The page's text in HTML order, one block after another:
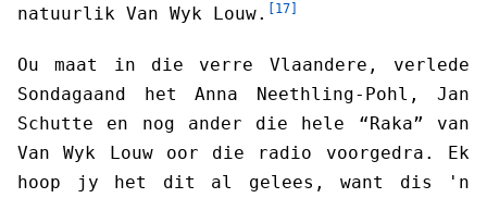
natuurlik Van Wyk Louw.
[17]
Ou maat in die verre Vlaandere, verlede
Sondagaand het Anna Neethling-Pohl, Jan
Schutte en nog ander die hele “Raka” van
Van Wyk Louw oor die radio voorgedra. Ek
hoop jy het dit al gelees, want dis 'n